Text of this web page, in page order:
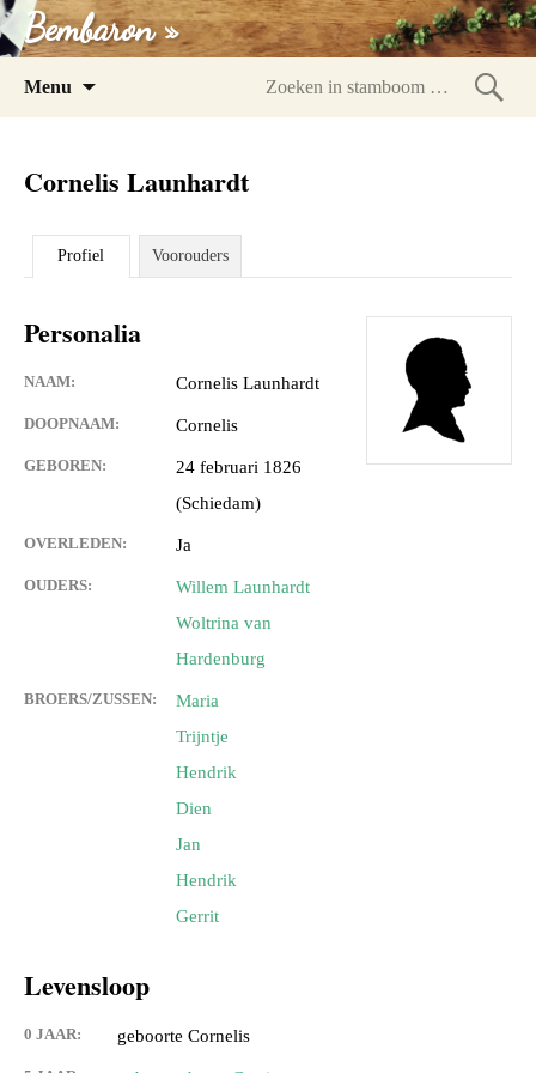
Bembaron »
Menu
Cornelis Launhardt
Profiel Voorouders
Personalia
NAAM: Cornelis Launhardt
DOOPNAAM: Cornelis
GEBOREN:
24 februari 1826
(Schiedam)
OVERLEDEN: Ja
OUDERS:
Willem Launhardt
Woltrina van
Hardenburg
BROERS/ZUSSEN:
Maria
Trijntje
Hendrik
Dien
Jan
Hendrik
Gerrit
Levensloop
0 JAAR: geboorte Cornelis